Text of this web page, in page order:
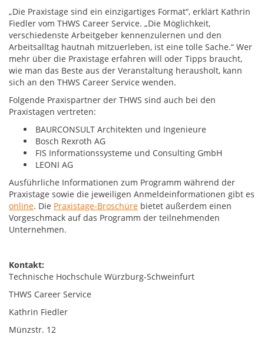
„Die Praxistage sind ein einzigartiges Format“, erklärt Kathrin
Fiedler vom THWS Career Service. „Die Möglichkeit,
verschiedenste Arbeitgeber kennenzulernen und den
Arbeitsalltag hautnah mitzuerleben, ist eine tolle Sache.“ Wer
mehr über die Praxistage erfahren will oder Tipps braucht,
wie man das Beste aus der Veranstaltung herausholt, kann
sich an den THWS Career Service wenden.
Folgende Praxispartner der THWS sind auch bei den
Praxistagen vertreten:
BAURCONSULT Architekten und Ingenieure
Bosch Rexroth AG
FIS Informationssysteme und Consulting GmbH
LEONI AG
Ausführliche Informationen zum Programm während der
Praxistage sowie die jeweiligen Anmeldeinformationen gibt es
online. Die Praxistage-Broschüre bietet außerdem einen
Vorgeschmack auf das Programm der teilnehmenden
Unternehmen.
Kontakt:
Technische Hochschule Würzburg-Schweinfurt
THWS Career Service
Kathrin Fiedler
Münzstr. 12